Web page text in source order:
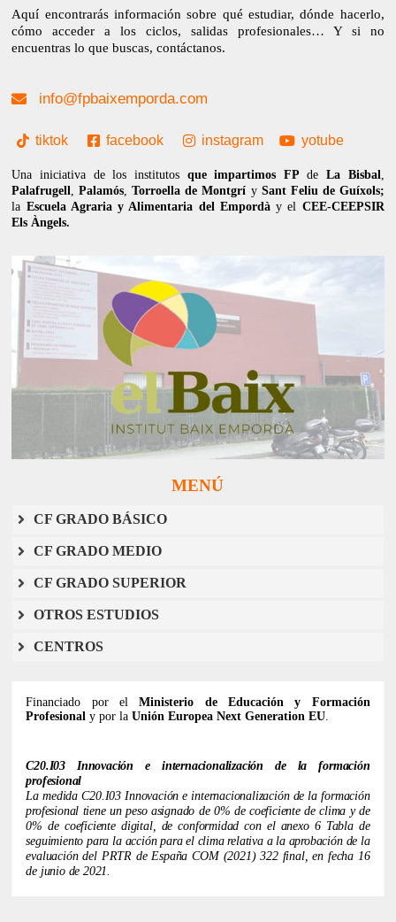
Aquí encontrarás información sobre qué estudiar, dónde hacerlo,
cómo acceder a los ciclos, salidas profesionales… Y si no
encuentras lo que buscas, contáctanos.
info@fpbaixemporda.com
tiktok facebook instagram yotube
Una iniciativa de los institutos que impartimos FP de La Bisbal
Palafrugell ,Palamós ,Torroella de Montgrí y Sant Feliu de Guíxols;
la Escuela Agraria y Alimentaria del Empordày el CEE-CEEPSIR
Els Àngels.
MENÚ
CF GRADO BÁSICO
CF GRADO MEDIO
CF GRADO SUPERIOR
OTROS ESTUDIOS
CENTROS
Financiado por elMinisterio de Educación y Formación
Profesional y por laUnión Europea Next Generation EU
C20.I03 Innovación e internacionalización de la formación
profesional
La medida C20.I03 Innovación e internacionalización de la formación
profesional tiene un peso asignado de 0% de coeficiente de clima y de
0% de coeficiente digital, de conformidad con el anexo 6 ​​Tabla de
seguimiento para la acción para el clima relativa a la aprobación de la
evaluación del PRTR de España COM (2021) 322 final, en fecha 16
de junio de 2021.